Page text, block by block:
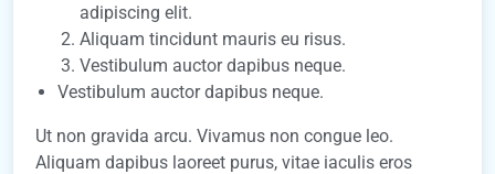
adipiscing elit.
Aliquam tincidunt mauris eu risus.
Vestibulum auctor dapibus neque.
Vestibulum auctor dapibus neque.
Ut non gravida arcu. Vivamus non congue leo.
Aliquam dapibus laoreet purus, vitae iaculis eros